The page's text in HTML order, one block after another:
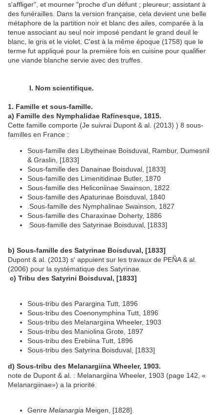
s'affliger", et mourner "proche d'un défunt ; pleureur; assistant à
des funérailles. Dans la version française, cela devient une belle
métaphore de la partition noir et blanc des ailes, comparée à la
tenue associant au seul noir imposé pendant le grand deuil le
blanc, le gris et le violet. C'est à la même époque (1758) que le
terme fut appliqué pour la première fois en cuisine pour qualifier
une viande blanche servie avec des truffes.
I. Nom scientifique.
1. Famille et sous-famille.
a) Famille des Nymphalidae Rafinesque, 1815.
Cette famille comporte (Je suivrai Dupont & al. (2013) ) 8 sous-
familles en France :
Sous-famille des Libytheinae Boisduval, Rambur, Dumesnil
& Graslin, [1833]
Sous-famille des Danainae Boisduval, [1833]
Sous-famille des Limenitidinae Butler, 1870
Sous-famille des Heliconiinae Swainson, 1822
Sous-famille des Apaturinae Boisduval, 1840
.Sous-famille des Nymphalinae Swainson, 1827
Sous-famille des Charaxinae Doherty, 1886
Sous-famille des Satyrinae Boisduval, [1833]
b) Sous-famille des Satyrinae Boisduval, [1833]
Dupont & al. (2013) s' appuient sur les travaux de PEÑA & al.
(2006) pour la systématique des Satyrinae.
c) Tribu des Satyrini Boisduval, [1833]
Sous-tribu des Parargina Tutt, 1896
Sous-tribu des Coenonymphina Tutt, 1896
Sous-tribu des Melanargiina Wheeler, 1903
Sous-tribu des Maniolina Grote, 1897
Sous-tribu des Erebiina Tutt, 1896
Sous-tribu des Satyrina Boisduval, [1833]
d) Sous-tribu des Melanargiina Wheeler, 1903.
note de Dupont & al. : Melanargiina Wheeler, 1903 (page 142, «
Melanargiinae») a la priorité.
Genre Melanargia Meigen, [1828].